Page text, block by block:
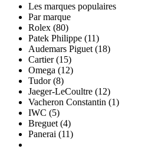
Les marques populaires
Par marque
Rolex (80)
Patek Philippe (11)
Audemars Piguet (18)
Cartier (15)
Omega (12)
Tudor (8)
Jaeger-LeCoultre (12)
Vacheron Constantin (1)
IWC (5)
Breguet (4)
Panerai (11)